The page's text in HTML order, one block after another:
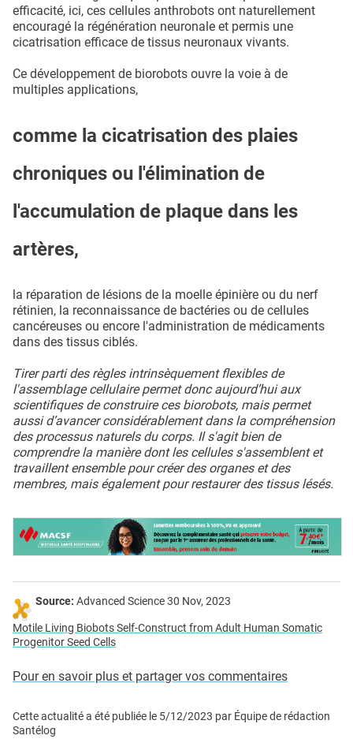
efficacité, ici, ces cellules anthrobots ont naturellement
encouragé la régénération neuronale et permis une
cicatrisation efficace de tissus neuronaux vivants.
Ce développement de biorobots ouvre la voie à de
multiples applications,
comme la cicatrisation des plaies
chroniques ou l'élimination de
l'accumulation de plaque dans les
artères,
la réparation de lésions de la moelle épinière ou du nerf
rétinien, la reconnaissance de bactéries ou de cellules
cancéreuses ou encore l'administration de médicaments
dans des tissus ciblés.
Tirer parti des règles intrinsèquement flexibles de
l'assemblage cellulaire permet donc aujourd’hui aux
scientifiques de construire ces biorobots, mais permet
aussi d’avancer considérablement dans la compréhension
des processus naturels du corps. Il s'agit bien de
comprendre la manière dont les cellules s'assemblent et
travaillent ensemble pour créer des organes et des
membres, mais également pour restaurer des tissus lésés.
Source: Advanced Science 30 Nov, 2023
Motile Living Biobots Self-Construct from Adult Human Somatic
Progenitor Seed Cells
Pour en savoir plus et partager vos commentaires
Cette actualité a été publiée le 5/12/2023 par Équipe de rédaction
Santélog